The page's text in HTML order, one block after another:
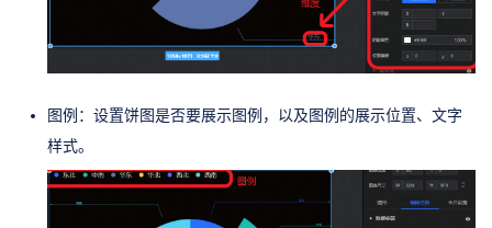
图例：设置饼图是否要展示图例，以及图例的展示位置、文字
样式。